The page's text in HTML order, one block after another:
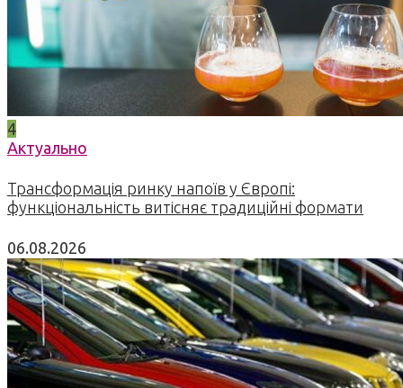
4
Актуально
Трансформація ринку напоїв у Європі:
функціональність витісняє традиційні формати
06.08.2026